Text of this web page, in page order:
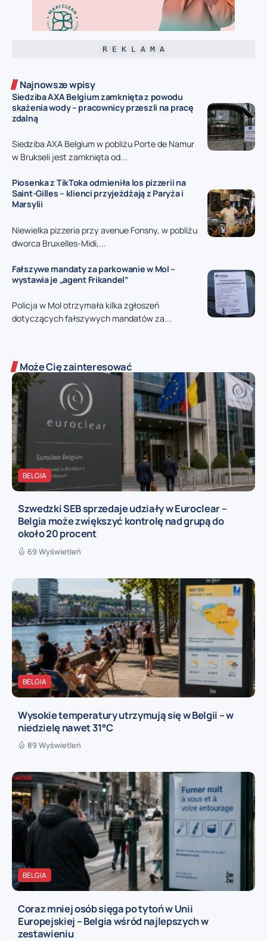
R E K L A M A
Najnowsze wpisy
Siedziba AXA Belgium zamknięta z powodu
skażenia wody – pracownicy przeszli na pracę
zdalną
Siedziba AXA Belgium w pobliżu Porte de Namur
w Brukseli jest zamknięta od...
Piosenka z TikToka odmieniła los pizzerii na
Saint-Gilles – klienci przyjeżdżają z Paryża i
Marsylii
Niewielka pizzeria przy avenue Fonsny, w pobliżu
dworca Bruxelles-Midi,...
Fałszywe mandaty za parkowanie w Mol –
wystawia je „agent Frikandel”
Policja w Mol otrzymała kilka zgłoszeń
dotyczących fałszywych mandatów za...
Może Cię zainteresować
BELGIA
Szwedzki SEB sprzedaje udziały w Euroclear –
Belgia może zwiększyć kontrolę nad grupą do
około 20 procent
69 Wyświetleń
BELGIA
Wysokie temperatury utrzymują się w Belgii – w
niedzielę nawet 31°C
89 Wyświetleń
BELGIA
Coraz mniej osób sięga po tytoń w Unii
Europejskiej – Belgia wśród najlepszych w
zestawieniu